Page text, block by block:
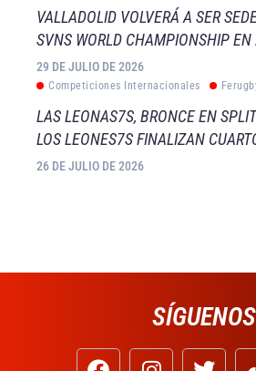
VALLADOLID VOLVERÁ A SER
SVNS WORLD CHAMPIONSHIP
29 DE JULIO DE 2026
Competiciones Internacionales
LAS LEONAS7S, BRONCE EN
LOS LEONES7S FINALIZAN
26 DE JULIO DE 2026
SÍGUENOS